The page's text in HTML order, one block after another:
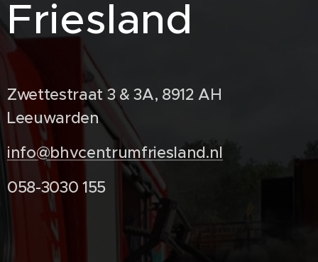
Friesland
Zwettestraat 3 & 3A, 8912 AH
Leeuwarden
info@bhvcentrumfriesland.nl
058-3030 155